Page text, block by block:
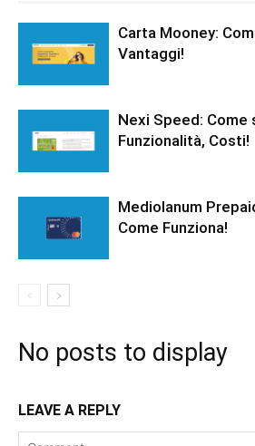
Carta Mooney:
Vantaggi!
Nexi Speed: Come
Funzionalità, Costi!
Mediolanum
Come Funziona!
No posts to display
LEAVE A REPLY